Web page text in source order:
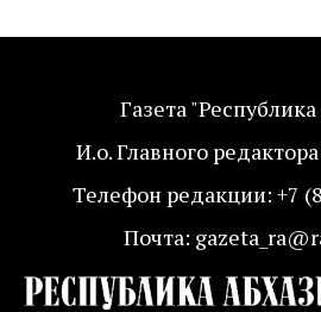
Газета
И.о. Главного
Телефон редакции: +7
Почта: